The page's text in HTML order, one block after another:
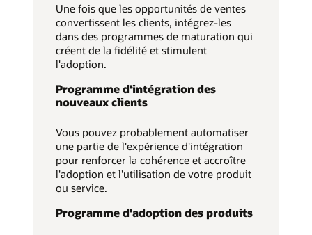
Une fois que les opportunités de ventes
convertissent les clients, intégrez-les
dans des programmes de maturation qui
créent de la fidélité et stimulent
l'adoption.
Programme d'intégration des
nouveaux clients
Vous pouvez probablement automatiser
une partie de l'expérience d'intégration
pour renforcer la cohérence et accroître
l'adoption et l'utilisation de votre produit
ou service.
Programme d'adoption des produits